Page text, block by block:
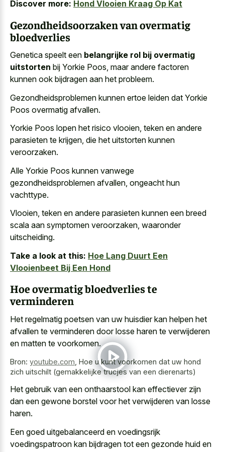
Discover more: Hond Vlooien Kraag Op Kat
Gezondheidsoorzaken van overmatig
bloedverlies
Genetica speelt een belangrijke rol bij overmatig
uitstorten bij Yorkie Poos, maar andere factoren
kunnen ook bijdragen aan het probleem.
Gezondheidsproblemen kunnen ertoe leiden dat Yorkie
Poos overmatig afvallen.
Yorkie Poos lopen het risico vlooien, teken en andere
parasieten te krijgen, die het uitstorten kunnen
veroorzaken.
Alle Yorkie Poos kunnen vanwege
gezondheidsproblemen afvallen, ongeacht hun
vachttype.
Vlooien, teken en andere parasieten kunnen een breed
scala aan symptomen veroorzaken, waaronder
uitscheiding.
Take a look at this: Hoe Lang Duurt Een
Vlooienbeet Bij Een Hond
Hoe overmatig bloedverlies te
verminderen
Het regelmatig poetsen van uw huisdierkan helpen het
afvallen te verminderen door losse haren te verwijderen
en matten te voorkomen.
Bron: youtube.com Hoe u kunt voorkomen dat uw hond
zich uitschilt (gemakkelijke trucjes van een dierenarts)
Het gebruik van een onthaarstool kan effectiever zijn
dan een gewone borstel voor het verwijderen van losse
haren.
Een goed uitgebalanceerd en voedingsrijk
voedingspatroon kan bijdragen tot een gezonde huid en